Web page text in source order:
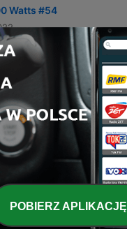
Watts #54
Watts #53
Watts #52
Watts #51
Watts #50
POBIERZ APLIKACJĘ